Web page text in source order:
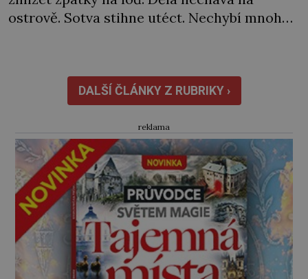
ostrově. Sotva stihne utéct. Nechybí mnoho
Francouzská flotila pod velením admirála
Laurenta Trugueta (1752‒1839) vyplouvá
v únoru 1793 z Toulonu. Mezi posádkou […]
DALŠÍ ČLÁNKY Z RUBRIKY ›
reklama